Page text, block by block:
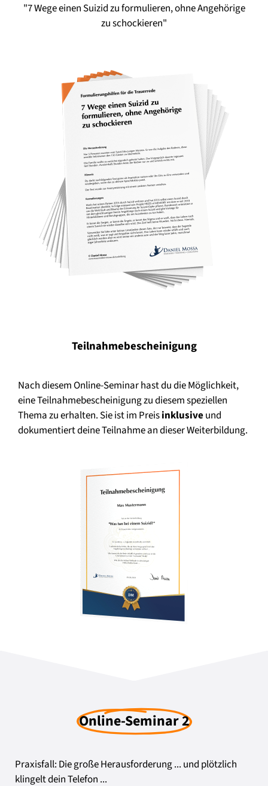
"7 Wege einen Suizid zu formulieren, ohne Angehörige
zu schockieren"
Teilnahmebescheinigung
Nach diesem Online-Seminar hast du die Möglichkeit,
eine Teilnahmebescheinigung zu diesem speziellen
Thema zu erhalten. Sie ist im Preisinklusiveund
dokumentiert deine Teilnahme an dieser Weiterbildung.
Online-Seminar 2
Praxisfall: Die große Herausforderung... und plötzlich
klingelt dein Telefon ...